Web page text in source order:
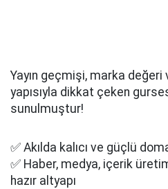
Yayın geçmişi, marka
yapısıyla dikkat çeken
sunulmuştur!
✅ Akılda kalıcı ve güçlü
✅ Haber, medya, içerik
hazır altyapı